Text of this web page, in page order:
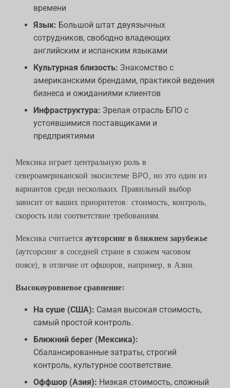
времени
Язык: Большой штат двуязычных
сотрудников, свободно владеющих
английским и испанским языками
Культурная близость: Знакомство с
американскими брендами, практикой ведения
бизнеса и ожиданиями клиентов
Инфраструктура: Зрелая отрасль БПО с
устоявшимися поставщиками и
предприятиями
Мексика играет центральную роль в
североамериканской экосистеме BPO, но это один из
вариантов среди нескольких. Правильный выбор
зависит от ваших приоритетов: стоимость, контроль,
скорость или соответствие требованиям.
Мексика считается аутсорсинг в ближнем зарубежье
(аутсорсинг в соседней стране в схожем часовом
поясе), в отличие от офшоров, например, в Азии.
Высокоуровневое сравнение:
На суше (США): Самая высокая стоимость,
самый простой контроль.
Ближний берег (Мексика):
Сбалансированные затраты, строгий
контроль, культурное соответствие.
Оффшор (Азия): Низкая стоимость, сложный